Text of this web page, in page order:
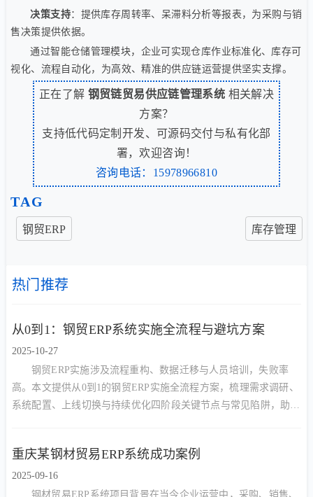
决策支持：提供库存周转率、呆滞料分析等报表，为采购与销
售决策提供依据。
通过智能仓储管理模块，企业可实现仓库作业标准化、库存可
视化、流程自动化，为高效、精准的供应链运营提供坚实支撑。
正在了解 钢贸链贸易供应链管理系统 相关解决
方案？
支持低代码定制开发、可源码交付与私有化部
署，欢迎咨询！
咨询电话：15978966810
TAG
钢贸ERP 库存管理
热门推荐
从0到1：钢贸ERP系统实施全流程与避坑方案
2025-10-27
钢贸ERP实施涉及流程重构、数据迁移与人员培训，失败率
高。本文提供从0到1的钢贸ERP实施全流程方案，梳理需求调研、
系统配置、上线切换与持续优化四阶段关键节点与常见陷阱，助力
重庆某钢材贸易ERP系统成功案例
2025-09-16
钢材贸易ERP系统项目背景在当今企业运营中，采购、销售、